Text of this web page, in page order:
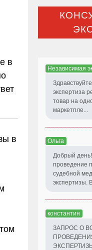
в
в
Независимая
экспертиза
товар на
маркетпле...
Ольга
Добрый
проведение
судебной
экспертизы.
константин
ЗАПРОС О
ЭКСПЕРТИЗЫ